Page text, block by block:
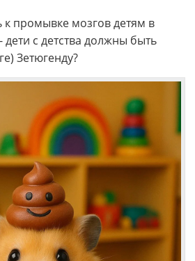
к промывке мозгов детям в
дети с детства должны быть
Зетюгенду?